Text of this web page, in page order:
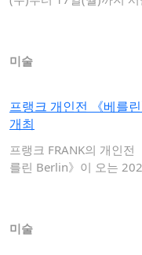
미술
프랭크 개인전 《베를린
개최
프랭크 FRANK의 개인전
를린 Berlin》이 오는
미술